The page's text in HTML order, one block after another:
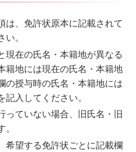
は、免許状原本に記載されて
。
現在の氏名・本籍地が異なる
籍地には現在の氏名・本籍地
の授与時の氏名・本籍地には
入してください。
っていない場合、旧氏名・旧
希望する免許状ごとに記載欄